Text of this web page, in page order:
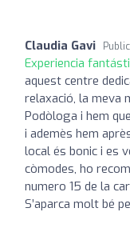
Claudia Gavi
Experiencia
aquest centre
relaxació, la meva
Podòloga i hem
i ademès hem
local és bonic i es
còmodes, ho
numero 15 de la
S’aparca molt bé